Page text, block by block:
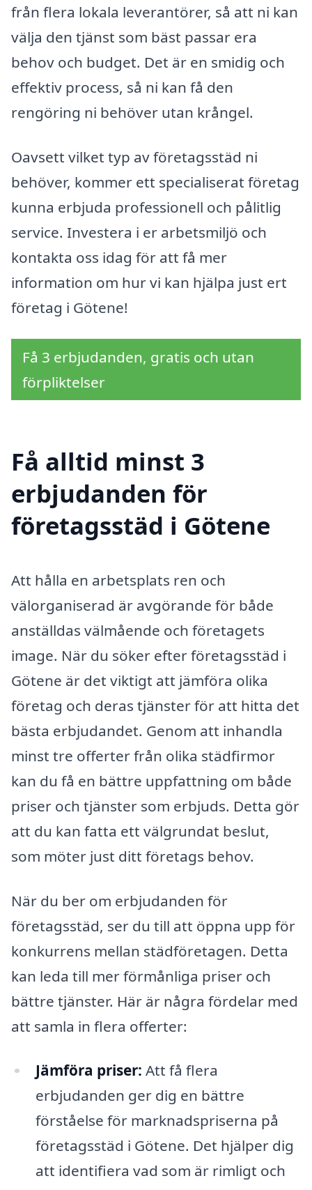
från flera lokala leverantörer, så att ni kan
välja den tjänst som bäst passar era
behov och budget. Det är en smidig och
effektiv process, så ni kan få den
rengöring ni behöver utan krångel.
Oavsett vilket typ av företagsstäd ni
behöver, kommer ett specialiserat företag
kunna erbjuda professionell och pålitlig
service. Investera i er arbetsmiljö och
kontakta oss idag för att få mer
information om hur vi kan hjälpa just ert
företag i Götene!
Få 3 erbjudanden, gratis och utan
förpliktelser
Få alltid minst 3
erbjudanden för
företagsstäd i Götene
Att hålla en arbetsplats ren och
välorganiserad är avgörande för både
anställdas välmående och företagets
image. När du söker efter företagsstäd i
Götene är det viktigt att jämföra olika
företag och deras tjänster för att hitta det
bästa erbjudandet. Genom att inhandla
minst tre offerter från olika städfirmor
kan du få en bättre uppfattning om både
priser och tjänster som erbjuds. Detta gör
att du kan fatta ett välgrundat beslut,
som möter just ditt företags behov.
När du ber om erbjudanden för
företagsstäd, ser du till att öppna upp för
konkurrens mellan städföretagen. Detta
kan leda till mer förmånliga priser och
bättre tjänster. Här är några fördelar med
att samla in flera offerter:
Jämföra priser: Att få flera
erbjudanden ger dig en bättre
förståelse för marknadspriserna på
företagsstäd i Götene. Det hjälper dig
att identifiera vad som är rimligt och